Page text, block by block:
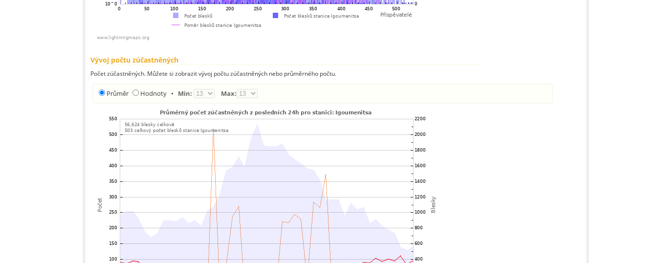
Vývoj počtu zúčastněných
Počet zúčastněných. Můžete si zobrazit vývoj počtu zúčastněných nebo průměrného počtu.
Průměr Hodnoty • Min: Max: